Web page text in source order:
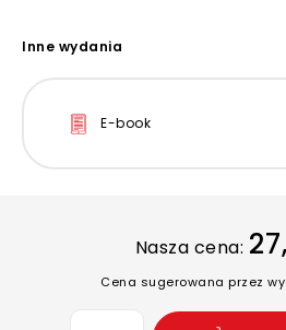
Inne wydania
E-book
Nasza cena:
Cena sugerowana przez
Wybierz opcję